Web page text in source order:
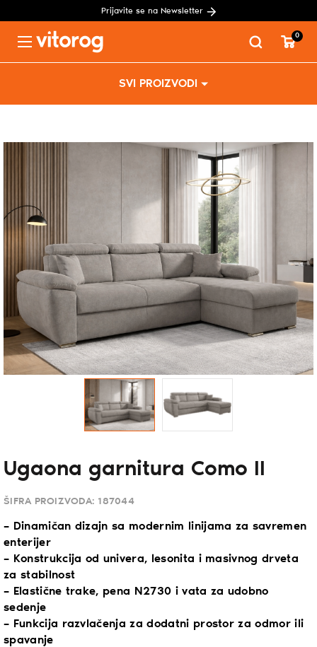
Prijavite se na Newsletter
SVI PROIZVODI
0
Ugaona garnitura Como II
ŠIFRA PROIZVODA: 187044
– Dinamičan dizajn sa modernim linijama za savremen
enterijer
– Konstrukcija od univera, lesonita i masivnog drveta
za stabilnost
– Elastične trake, pena N2730 i vata za udobno
sedenje
– Funkcija razvlačenja za dodatni prostor za odmor ili
spavanje